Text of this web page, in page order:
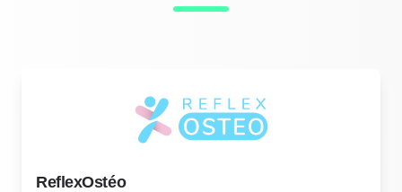
ReflexOstéo